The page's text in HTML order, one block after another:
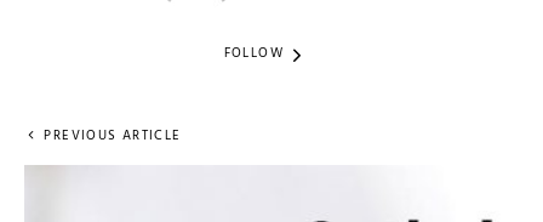
FOLLOW
PREVIOUS ARTICLE